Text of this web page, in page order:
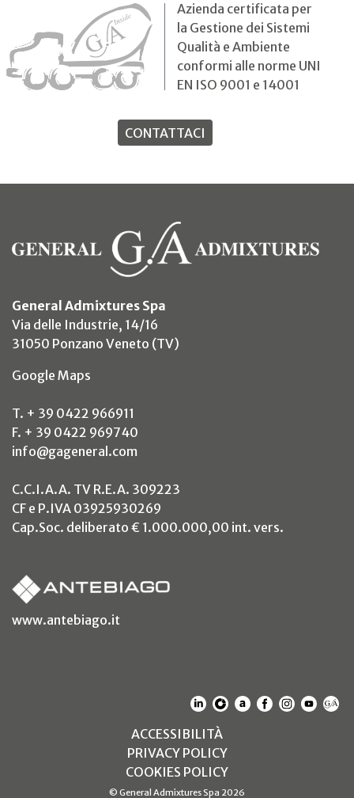
Azienda certificata per
la Gestione dei Sistemi
Qualità e Ambiente
conformi alle norme UNI
EN ISO 9001 e 14001
CONTATTACI
General Admixtures Spa
Via delle Industrie, 14/16
31050 Ponzano Veneto (TV)
Google Maps
T. + 39 0422 966911
F. + 39 0422 969740
info@gageneral.com
C.C.I.A.A. TV R.E.A. 309223
CF e P.IVA 03925930269
Cap.Soc. deliberato € 1.000.000,00 int. vers.
www.antebiago.it
(SI APRE IN UN NUOVO
(SI APRE IN UN
(SI APRE IN UN
(SI APRE IN
(SI APRE
(SI
ACCESSIBILITÀ(SI APRE IN UN
PRIVACY POLICY(SI APRE IN UN
COOKIES POLICY(SI APRE IN UN
© General Admixtures Spa 2026